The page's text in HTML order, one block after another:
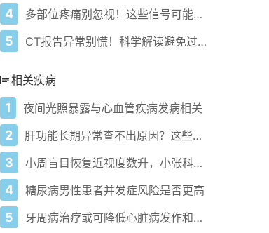
4 多部位疼痛别忽视！这些信号可能提示五类疾病风险！
5 CT报告异常别慌！科学解读避免过度治疗
相关疾病
1 夜间光照暴露与心血管疾病发病相关
2 肝功能长期异常查不出原因？这些建议要牢记！
3 小周盲目恢复近视度数升，小张科学矫正视力获控！
4 糖尿病男性患者并发症风险是否更高
5 牙周病治疗或可降低心脏病发作和中风风险